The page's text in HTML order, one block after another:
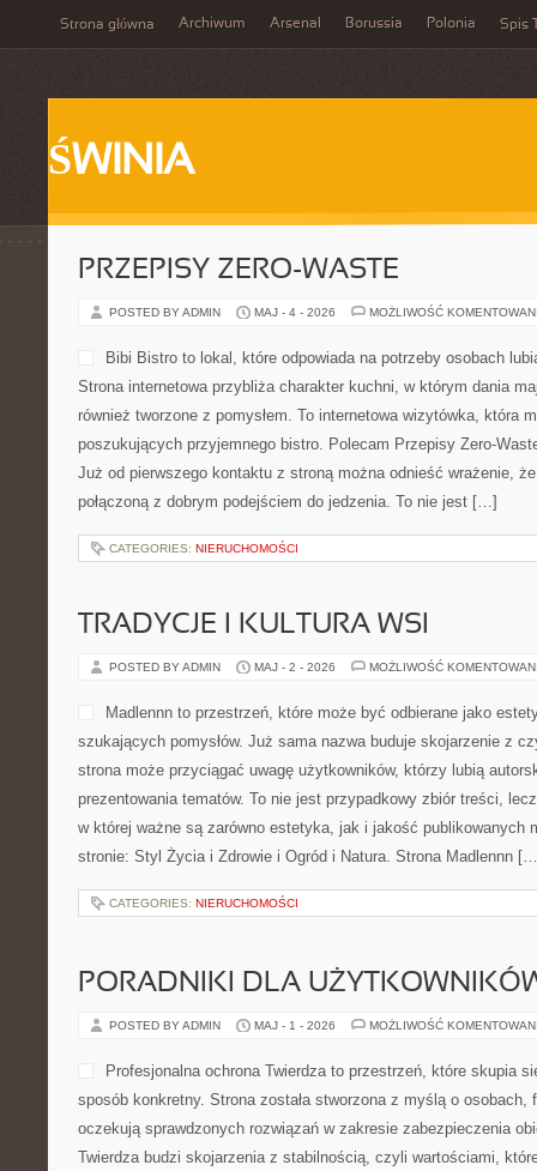
Strona główna Archiwum Arsenal Borussia Polonia Spis
ŚWINIA
PRZEPISY ZERO-WASTE
POSTED BY ADMIN MAJ - 4 - 2026 MOŻLIWOŚĆ
Bibi Bistro to lokal, które
osobach lubiących
przybliża charakter
tylko świeże, ale również
internetowa wizytówka,
klientów, poszukujących
Przepisy Zero-Waste i Sezonowe Gotowanie. Już od pierwszego
odnieść wrażenie, że ten lokal stawia na prostotę połączoną z
CATEGORIES:NIERUCHOMOŚCI
TRADYCJE I KULTURA WSI
POSTED BY ADMIN MOŻLIWOŚĆ
Madlennn to przestrzeń,
estetyczny punkt w sieci
pomysłów. Już sama
czymś wyrazistym,
uwagę użytkowników,
zbiór treści, lecz uporządkowana przestrzeń, w której ważne są
Madlennn […]
CATEGORIES:NIERUCHOMOŚCI
PORADNIKI DLA